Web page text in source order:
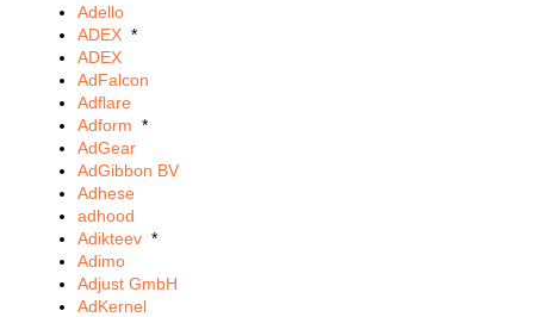
Adello
ADEX *
ADEX
AdFalcon
Adflare
Adform *
AdGear
AdGibbon BV
Adhese
adhood
Adikteev *
Adimo
Adjust GmbH
AdKernel